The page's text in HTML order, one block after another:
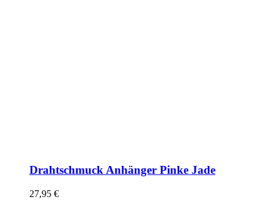
Drahtschmuck Anhänger Pinke Jade
27,95 €